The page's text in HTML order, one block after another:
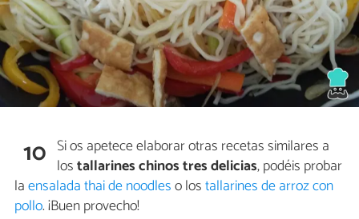
10 Si os apetece elaborar otras recetas similares a
lostallarines chinos tres delicias, podéis probar
laensalada thai de noodleso lostallarines de arroz con
pollo. ¡Buen provecho!